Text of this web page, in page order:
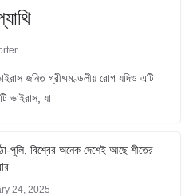
জনিত গ্রীষ্মমণ্ডলীয় রোগ যদিও এটি
ভাইরাস, যা
পুলি, বিশ্বের অনেক দেশেই আছে শীতের
24, 2025